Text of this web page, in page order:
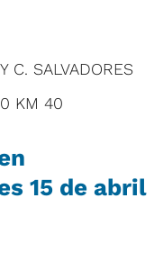
C. SALVADORES
KM 40
15 de abril